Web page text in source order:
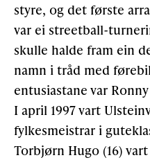
styre, og det første
var ei streetball-
skulle halde fram ein
namn i tråd med
entusiastane var
I april 1997 vart
fylkesmeistrar i
Torbjørn Hugo (16)